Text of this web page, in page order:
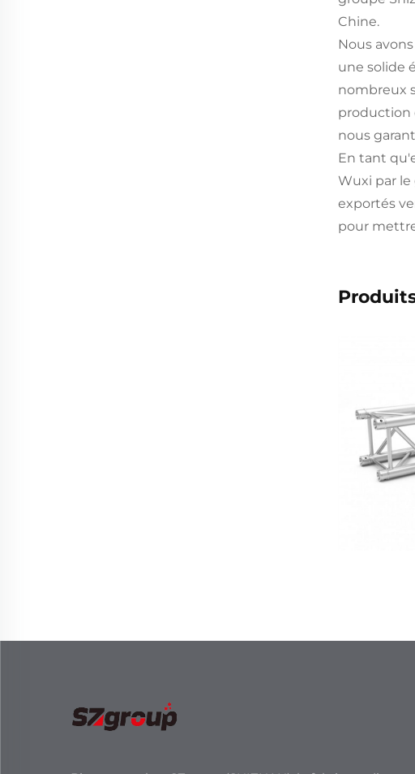
Chine.
Nous
une solide
nombreux
production
nous
En tant
Wuxi par le
exportés
pour